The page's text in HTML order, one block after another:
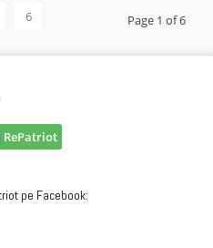
6 Page 1 of 6
RePatriot
pe Facebook: